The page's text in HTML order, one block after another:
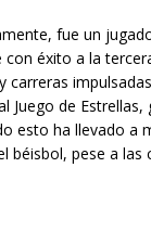
fue un
con éxito a la
carreras
Juego de
esto ha llevado a
béisbol, pese a